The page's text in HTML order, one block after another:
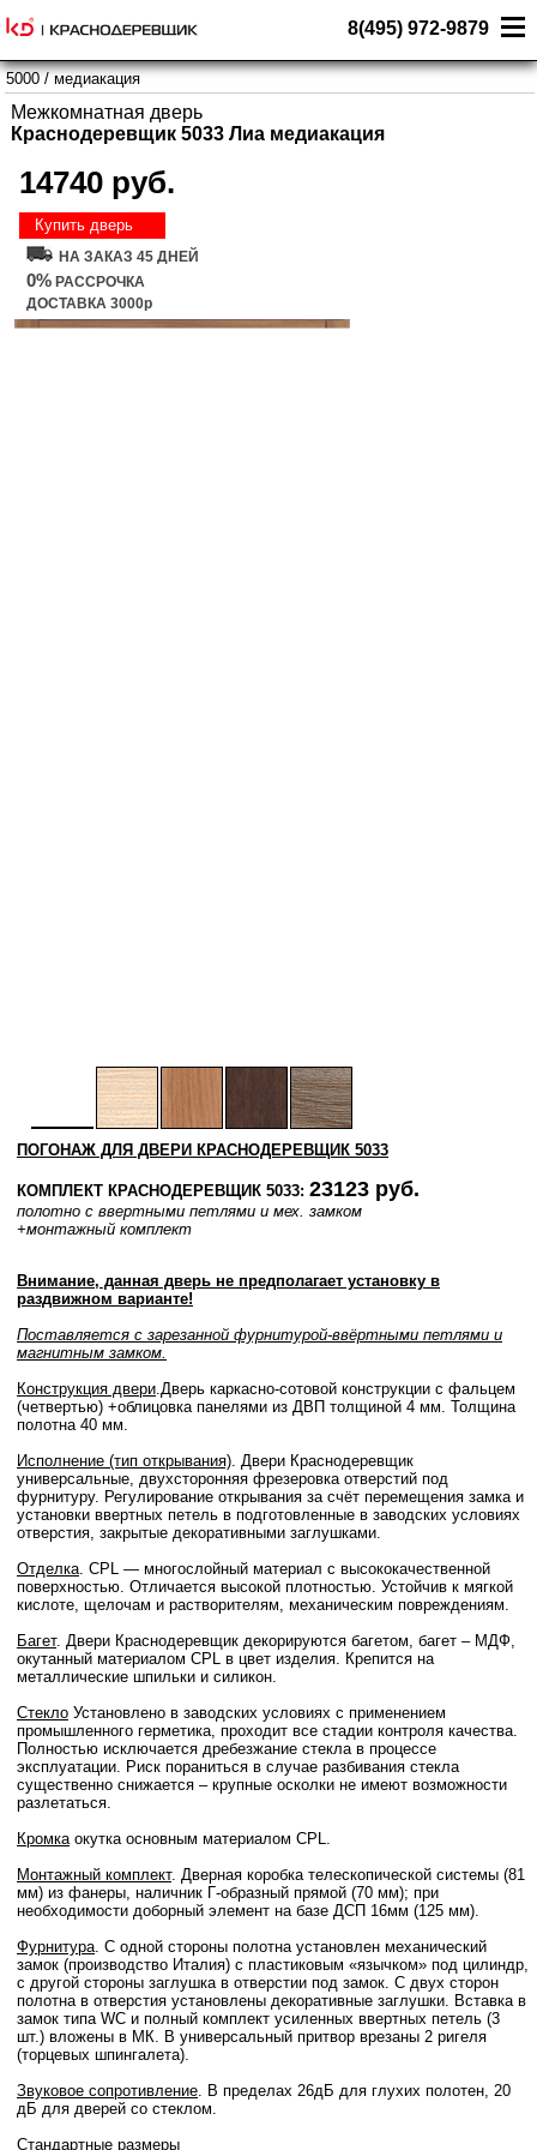
8(495) 972-9879
5000 / медиакация
Межкомнатная дверь
Краснодеревщик 5033 Лиа медиакация
14740 руб.
Купить дверь
НА ЗАКАЗ 45 ДНЕЙ
0% РАССРОЧКА
ДОСТАВКА 3000р
ПОГОНАЖ ДЛЯ ДВЕРИ КРАСНОДЕРЕВЩИК 5033
КОМПЛЕКТ КРАСНОДЕРЕВЩИК 5033: 23123 руб.
полотно с ввертными петлями и мех. замком
+монтажный комплект
Внимание, данная дверь не предполагает установку в
раздвижном варианте!
Поставляется с зарезанной фурнитурой-ввёртными петлями и
магнитным замком.
Конструкция двери.Дверь каркасно-сотовой конструкции с фальцем
(четвертью) +облицовка панелями из ДВП толщиной 4 мм. Толщина
полотна 40 мм.
Исполнение (тип открывания). Двери Краснодеревщик
универсальные, двухсторонняя фрезеровка отверстий под
фурнитуру. Регулирование открывания за счёт перемещения замка и
установки ввертных петель в подготовленные в заводских условиях
отверстия, закрытые декоративными заглушками.
Отделка. CPL — многослойный материал с высококачественной
поверхностью. Отличается высокой плотностью. Устойчив к мягкой
кислоте, щелочам и растворителям, механическим повреждениям.
Багет. Двери Краснодеревщик декорируются багетом, багет – МДФ,
окутанный материалом CPL в цвет изделия. Крепится на
металлические шпильки и силикон.
Стекло Установлено в заводских условиях с применением
промышленного герметика, проходит все стадии контроля качества.
Полностью исключается дребезжание стекла в процессе
эксплуатации. Риск пораниться в случае разбивания стекла
существенно снижается – крупные осколки не имеют возможности
разлетаться.
Кромкаокутка основным материалом CPL.
Монтажный комплект. Дверная коробка телескопической системы (81
мм) из фанеры, наличник Г-образный прямой (70 мм); при
необходимости доборный элемент на базе ДСП 16мм (125 мм).
Фурнитура. С одной стороны полотна установлен механический
замок (производство Италия) с пластиковым «язычком» под цилиндр,
с другой стороны заглушка в отверстии под замок. С двух сторон
полотна в отверстия установлены декоративные заглушки. Вставка в
замок типа WC и полный комплект усиленных ввертных петель (3
шт.) вложены в МК. В универсальный притвор врезаны 2 ригеля
(торцевых шпингалета).
Звуковое сопротивление. В пределах 26дБ для глухих полотен, 20
дБ для дверей со стеклом.
Стандартные размеры